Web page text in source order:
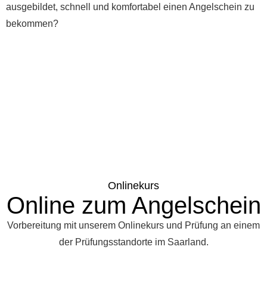
ausgebildet, schnell und komfortabel einen Angelschein zu
bekommen?
Onlinekurs
Online zum Angelschein
Vorbereitung mit unserem Onlinekurs und Prüfung an einem
der Prüfungsstandorte im Saarland.